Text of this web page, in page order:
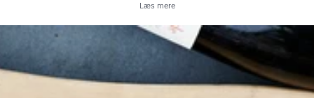
Læs mere